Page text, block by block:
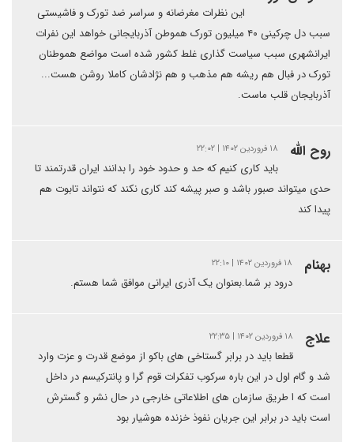
این نظرات مغرضانه و سراسر ضد تورک و فاشیستی
سبب دل چرکینی ۴۰ میلیون تورک هموطن آذربایجانی خواهد این نفرات
ایرانشهری سبب سیاست گذاری غلط کشور شده است مواضع هموطنان
تورک در فبال هم ریشه هم مذهب و هم نژادشان کاملا روشن هست...
آذربایجان قلب ماست.
روح الله ۱۸ فروردین ۱۴۰۲ | ۲۲:۰۲
باید کاری کنیم که حد و حدود خود را بدانند ایران قدرتمند تا
حدی میتواند صبور باشد و صبر پیشه کند کاری نکند که نتواند تابوت هم
پیدا کند
بهنام ۱۸ فروردین ۱۴۰۲ | ۲۲:۱۰
درود بر شما.بعنوان یک آذری ایرانی موافق شما هستم.
علاج ۱۸ فروردین ۱۴۰۲ | ۲۲:۳۵
قطعا باید در برابر گستاخی های باکو از موضع قدرت و عزت وارد
شد و گام اول در این باره سرکوب تفکرات قوم گرا و پانترکیسم در داخل
است که ا طریق سازمان های اطلاعاتی خارجی در حال نشر و گسترش
است باید در برابر این جریان نفوذ خزنده هوشیار بود